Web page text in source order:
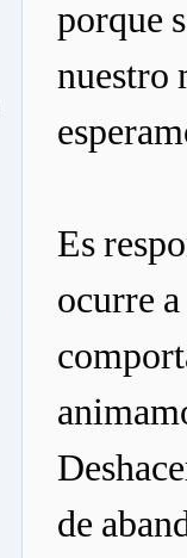
porque
nuestro
Es
ocurre
de